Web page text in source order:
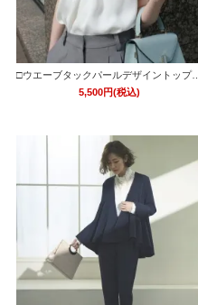
□ウエーブタックパールデザイントップス
ブラウス「T983」/学校行事・通勤・ビジ
5,500円(税込)